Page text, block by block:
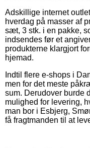
Adskillige internet
hverdag på masser af
sæt, 3 stk. i en pakke,
indsendes før et
produkterne klargjort
hjemad.
Indtil flere e-shops i
men for det meste
sum. Derudover burde
mulighed for levering,
man bor i Esbjerg,
få fragtmanden til at